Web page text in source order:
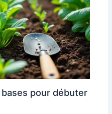
pour débuter